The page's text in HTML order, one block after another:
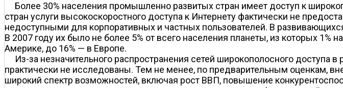
Более 30% населения промышленно развитых стран имеет доступ к
стран услуги высокоскоростного доступа к Интернету фактически не
недоступными для корпоративных и частных пользователей. В
В 2007 году их было не более 5% от всего населения планеты, из которых
Америке, до 16% — в Европе.
Из-за незначительного распространения сетей широкополосного
практически не исследованы. Тем не менее, по предварительным оценкам,
широкий спектр возможностей, включая рост ВВП, повышение